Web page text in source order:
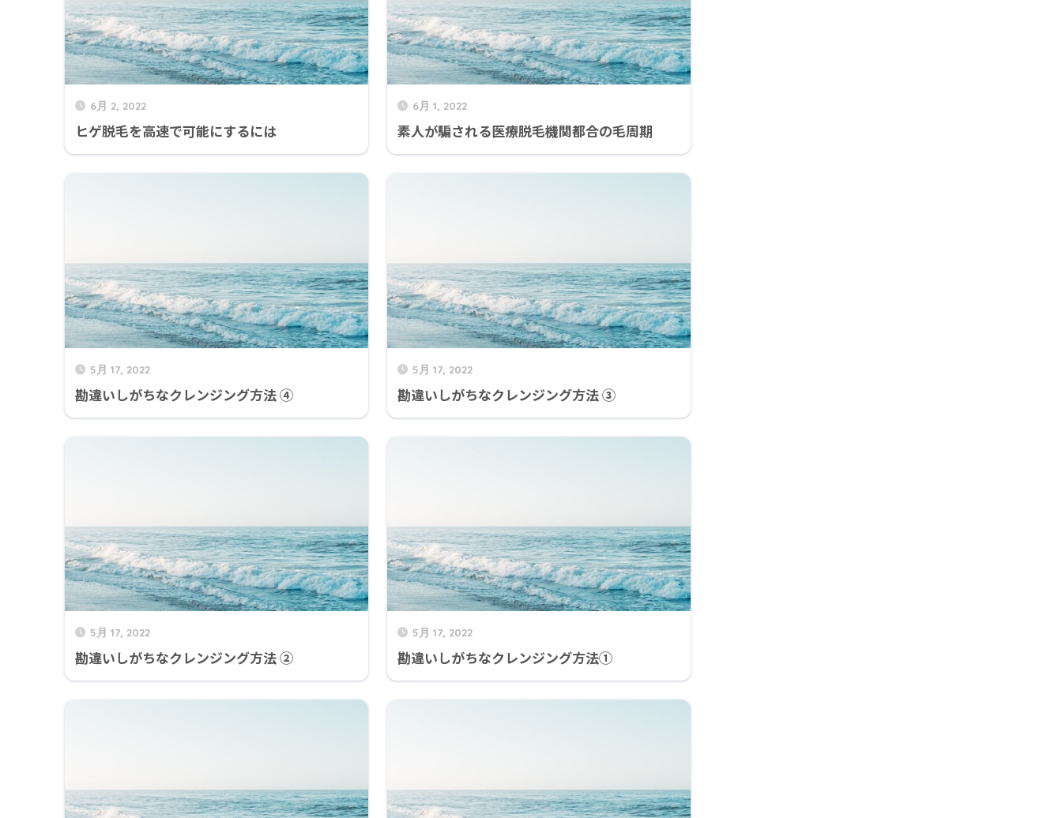
6月 2, 2022
ヒゲ脱毛を高速で可能にするには
6月 1, 2022
素人が騙される医療脱毛機関都合の毛周期
5月 17, 2022
勘違いしがちなクレンジング方法 ④
5月 17, 2022
勘違いしがちなクレンジング方法 ③
5月 17, 2022
勘違いしがちなクレンジング方法 ②
5月 17, 2022
勘違いしがちなクレンジング方法①